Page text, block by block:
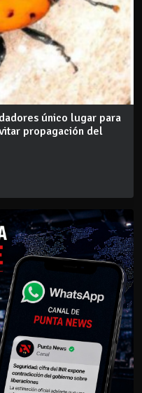
único lugar para
propagación del